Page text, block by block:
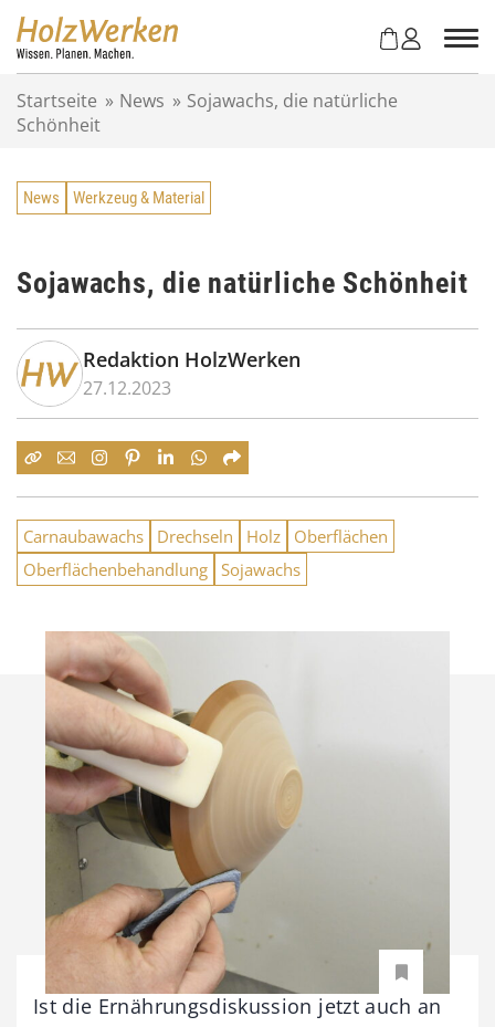
Startseite » News » Sojawachs, die natürliche
Schönheit
News Werkzeug & Material
Sojawachs, die natürliche Schönheit
Redaktion HolzWerken
27.12.2023
Carnaubawachs Drechseln Holz
Oberflächen
Oberflächenbehandlung Sojawachs
Ist die Ernährungsdiskussion jetzt auch an